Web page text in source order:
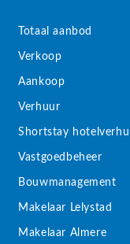
Totaal aanbod
Verkoop
Aankoop
Verhuur
Shortstay
Vastgoedbeheer
Bouwmanagement
Makelaar Lelystad
Makelaar Almere